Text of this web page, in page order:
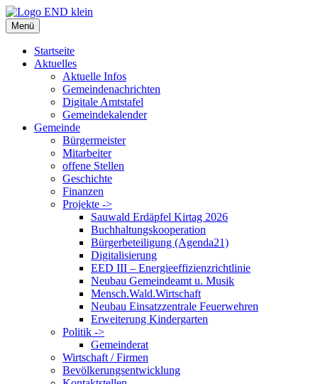
Zum
Inhalt
springen
Menü
Startseite
Aktuelles
Aktuelle Infos
Gemeindenachrichten
Digitale Amtstafel
Gemeindekalender
Gemeinde
Bürgermeister
Mitarbeiter
offene Stellen
Geschichte
Finanzen
Projekte ->
Sauwald Erdäpfel Kirtag 2026
Buchhaltungskooperation
Bürgerbeteiligung (Agenda21)
Digitalisierung
EED III – Energieeffizienzrichtlinie
Neubau Gemeindeamt u. Musik
Mensch.Wald.Wirtschaft
Neubau Einsatzzentrale Feuerwehren
Erweiterung Kindergarten
Politik ->
Gemeinderat
Wirtschaft / Firmen
Bevölkerungsentwicklung